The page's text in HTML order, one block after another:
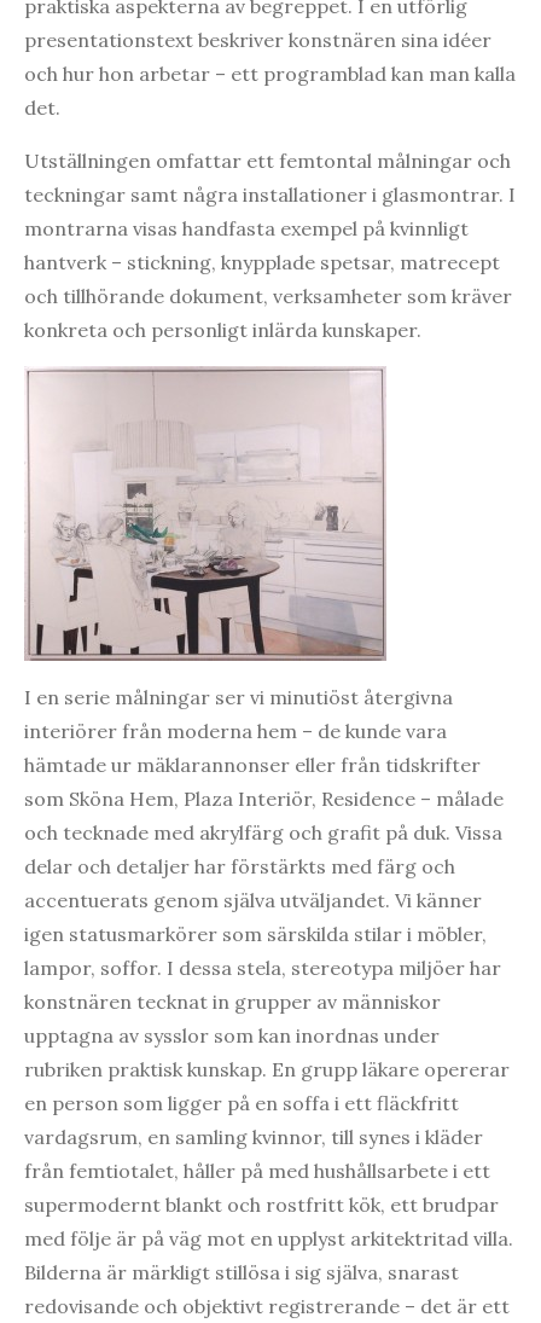
praktiska aspekterna av begreppet. I en utförlig
presentationstext beskriver konstnären sina idéer
och hur hon arbetar – ett programblad kan man kalla
det.
Utställningen omfattar ett femtontal målningar och
teckningar samt några installationer i glasmontrar. I
montrarna visas handfasta exempel på kvinnligt
hantverk – stickning, knypplade spetsar, matrecept
och tillhörande dokument, verksamheter som kräver
konkreta och personligt inlärda kunskaper.
I en serie målningar ser vi minutiöst återgivna
interiörer från moderna hem – de kunde vara
hämtade ur mäklarannonser eller från tidskrifter
som Sköna Hem, Plaza Interiör, Residence – målade
och tecknade med akrylfärg och grafit på duk. Vissa
delar och detaljer har förstärkts med färg och
accentuerats genom själva utväljandet. Vi känner
igen statusmarkörer som särskilda stilar i möbler,
lampor, soffor. I dessa stela, stereotypa miljöer har
konstnären tecknat in grupper av människor
upptagna av sysslor som kan inordnas under
rubriken praktisk kunskap. En grupp läkare opererar
en person som ligger på en soffa i ett fläckfritt
vardagsrum, en samling kvinnor, till synes i kläder
från femtiotalet, håller på med hushållsarbete i ett
supermodernt blankt och rostfritt kök, ett brudpar
med följe är på väg mot en upplyst arkitektritad villa.
Bilderna är märkligt stillösa i sig själva, snarast
redovisande och objektivt registrerande – det är ett